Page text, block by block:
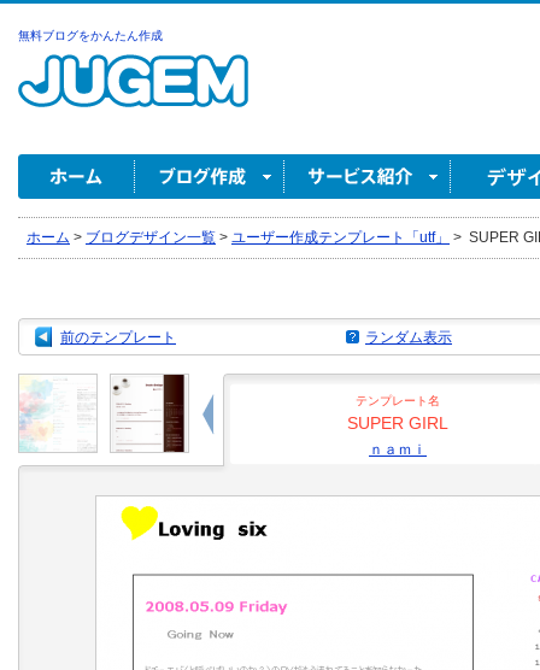
無料ブログをかんたん作成
ホーム > ブログデザイン一覧 > ユーザー作成テンプレート「utf」 > SUPER
前のテンプレート ランダム表示
テンプレート名
SUPER GIRL
ｎａｍｉ